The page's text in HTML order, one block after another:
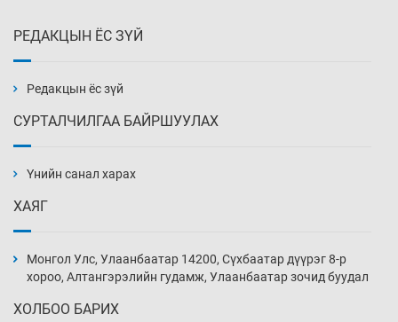
Уржигдар 14 цаг 00 мин
нэмэгджээ
Уржигдар 13 цаг 30 мин
РЕДАКЦЫН ЁС ЗҮЙ
Редакцын ёс зүй
СУРТАЛЧИЛГАА БАЙРШУУЛАХ
Үнийн санал харах
ХАЯГ
Монгол Улс, Улаанбаатар 14200, Сүхбаатар дүүрэг 8-р
хороо, Алтангэрэлийн гудамж, Улаанбаатар зочид буудал
ХОЛБОО БАРИХ